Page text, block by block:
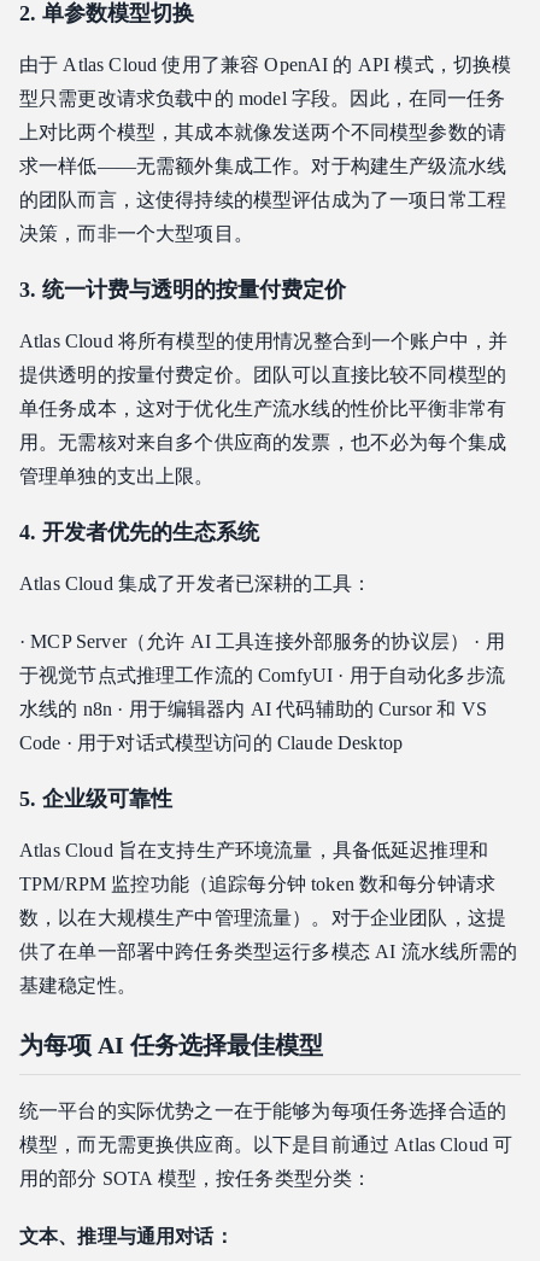
2. 单参数模型切换
由于 Atlas Cloud 使用了兼容 OpenAI 的 API 模式，切换模
型只需更改请求负载中的 model 字段。因此，在同一任务
上对比两个模型，其成本就像发送两个不同模型参数的请
求一样低——无需额外集成工作。对于构建生产级流水线
的团队而言，这使得持续的模型评估成为了一项日常工程
决策，而非一个大型项目。
3. 统一计费与透明的按量付费定价
Atlas Cloud 将所有模型的使用情况整合到一个账户中，并
提供透明的按量付费定价。团队可以直接比较不同模型的
单任务成本，这对于优化生产流水线的性价比平衡非常有
用。无需核对来自多个供应商的发票，也不必为每个集成
管理单独的支出上限。
4. 开发者优先的生态系统
Atlas Cloud 集成了开发者已深耕的工具：
· MCP Server（允许 AI 工具连接外部服务的协议层） · 用
于视觉节点式推理工作流的 ComfyUI · 用于自动化多步流
水线的 n8n · 用于编辑器内 AI 代码辅助的 Cursor 和 VS
Code · 用于对话式模型访问的 Claude Desktop
5. 企业级可靠性
Atlas Cloud 旨在支持生产环境流量，具备低延迟推理和
TPM/RPM 监控功能（追踪每分钟 token 数和每分钟请求
数，以在大规模生产中管理流量）。对于企业团队，这提
供了在单一部署中跨任务类型运行多模态 AI 流水线所需的
基建稳定性。
为每项 AI 任务选择最佳模型
统一平台的实际优势之一在于能够为每项任务选择合适的
模型，而无需更换供应商。以下是目前通过 Atlas Cloud 可
用的部分 SOTA 模型，按任务类型分类：
文本、推理与通用对话：